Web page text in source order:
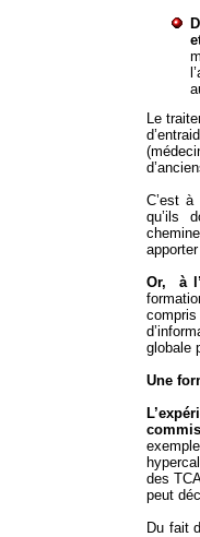
Le
C’est
qu’ils
Or, à
globale
Une
des
peut
Du fait